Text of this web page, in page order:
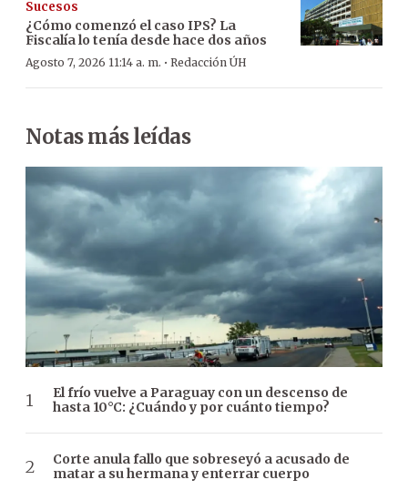
Sucesos
¿Cómo comenzó el caso IPS? La
Fiscalía lo tenía desde hace dos años
Agosto 7, 2026 11:14 a. m. · Redacción ÚH
Notas más leídas
El frío vuelve a Paraguay con un descenso de
hasta 10°C: ¿Cuándo y por cuánto tiempo?
Corte anula fallo que sobreseyó a acusado de
matar a su hermana y enterrar cuerpo